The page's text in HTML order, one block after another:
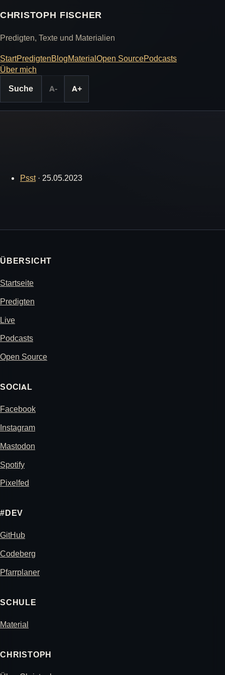
CHRISTOPH FISCHER
Predigten, Texte und Materialien
StartPredigtenBlogMaterialOpen SourcePodcasts
Über mich
Suche
A- A+
Psst· 25.05.2023
ÜBERSICHT
Startseite
Predigten
Live
Podcasts
Open Source
SOCIAL
Facebook
Instagram
Mastodon
Spotify
Pixelfed
#DEV
GitHub
Codeberg
Pfarrplaner
SCHULE
Material
CHRISTOPH